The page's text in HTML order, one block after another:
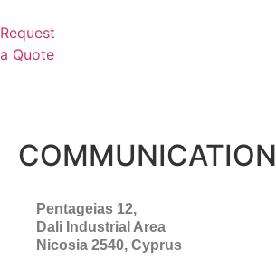
Request
a Quote
COMMUNICATION
Pentageias 12,
Dali Industrial Area
Nicosia 2540, Cyprus